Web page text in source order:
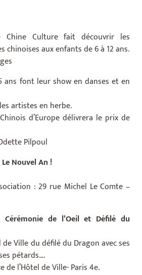
Chine Culture fait découvrir les
chinoises aux enfants de 6 à 12 ans.
ans font leur show en danses et en
artistes en herbe.
Chinois d’Europe délivrera le prix de
Pilpoul
Nouvel An !
: 29 rue Michel Le Comte –
de l’Oeil et Défilé du
Ville du défilé du Dragon avec ses
pétards….
de l’Hôtel de Ville- Paris 4e.